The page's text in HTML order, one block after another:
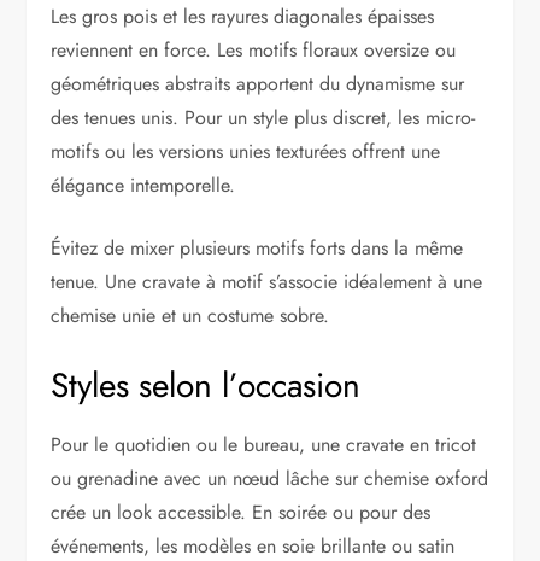
Les gros pois et les rayures diagonales épaisses
reviennent en force. Les motifs floraux oversize ou
géométriques abstraits apportent du dynamisme sur
des tenues unis. Pour un style plus discret, les micro-
motifs ou les versions unies texturées offrent une
élégance intemporelle.
Évitez de mixer plusieurs motifs forts dans la même
tenue. Une cravate à motif s’associe idéalement à une
chemise unie et un costume sobre.
Styles selon l’occasion
Pour le quotidien ou le bureau, une cravate en tricot
ou grenadine avec un nœud lâche sur chemise oxford
crée un look accessible. En soirée ou pour des
événements, les modèles en soie brillante ou satin